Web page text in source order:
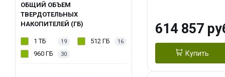
ОБЩИЙ ОБЪЕМ
ТВЕРДОТЕЛЬНЫХ
НАКОПИТЕЛЕЙ (ГБ)
1 ТБ 19 512 ГБ 16
960 ГБ 30
Turbo/ 1 ТБ
614 857
Купить